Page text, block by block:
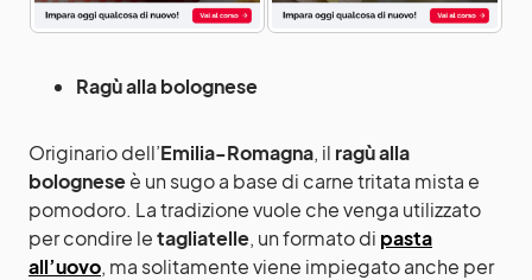
Ragù alla bolognese
Originario dell’Emilia-Romagna, il ragù alla
bologneseè un sugo a base di carne tritata mista e
pomodoro. La tradizione vuole che venga utilizzato
per condire letagliatelle, un formato di pasta
all’uovo, ma solitamente viene impiegato anche per